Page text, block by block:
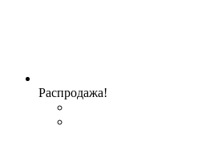
Распродажа!